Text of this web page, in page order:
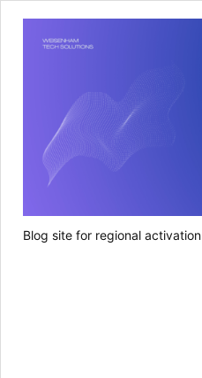
Blog site for regional activation